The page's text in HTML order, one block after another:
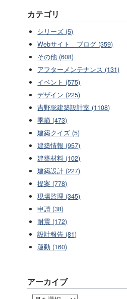
カテゴリ
シリーズ (5)
Webサイト ブログ (359)
その他 (608)
アフターメンテナンス (131)
イベント (575)
デザイン (225)
吉野聡建築設計室 (1108)
季節 (473)
建築クイズ (5)
建築情報 (957)
建築材料 (102)
建築設計 (227)
提案 (778)
現場監理 (345)
申請 (38)
耐震 (172)
設計報告 (81)
運動 (160)
アーカイブ